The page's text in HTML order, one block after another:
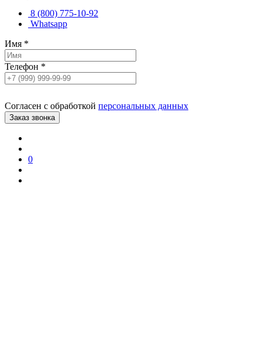
8 (800) 775-10-92
Whatsapp
Имя *
Телефон *
Согласен с обработкой персональных данных
0